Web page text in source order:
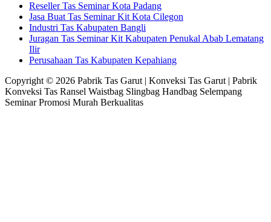
Reseller Tas Seminar Kota Padang
Jasa Buat Tas Seminar Kit Kota Cilegon
Industri Tas Kabupaten Bangli
Juragan Tas Seminar Kit Kabupaten Penukal Abab Lematang
Ilir
Perusahaan Tas Kabupaten Kepahiang
Copyright © 2026 Pabrik Tas Garut | Konveksi Tas Garut | Pabrik
Konveksi Tas Ransel Waistbag Slingbag Handbag Selempang
Seminar Promosi Murah Berkualitas